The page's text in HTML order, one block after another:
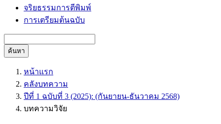
จริยธรรมการตีพิมพ์
การเตรียมต้นฉบับ
ค้นหา
หน้าแรก
คลังบทความ
ปีที่ 1 ฉบับที่ 3 (2025): (กันยายน-ธันวาคม 2568)
บทความวิจัย